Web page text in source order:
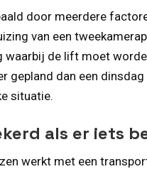
door meerdere
van een
waarbij de lift moet
gepland dan een
situatie.
als er iets
werkt met een